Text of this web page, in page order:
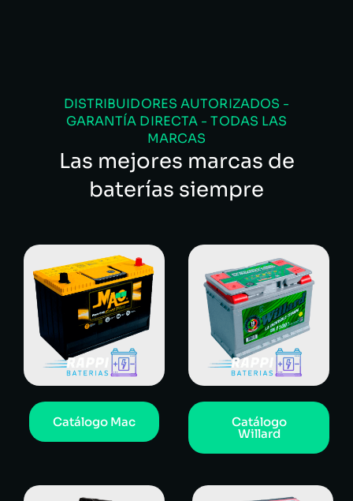
DISTRIBUIDORES AUTORIZADOS -
GARANTÍA DIRECTA - TODAS LAS
MARCAS
Las mejores marcas de
baterías siempre
Catálogo Mac Catálogo
Willard